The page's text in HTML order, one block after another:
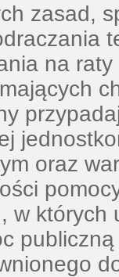
zasad,
na
oraz
w których